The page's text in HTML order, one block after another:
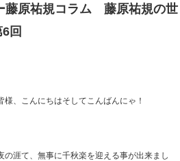
藤原祐規コラム 藤原祐規の世
回
、こんにちはそしてこんばんにゃ！
の涯て、無事に千秋楽を迎える事が出来まし